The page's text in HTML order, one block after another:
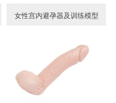
女性宫内避孕器及训练模型